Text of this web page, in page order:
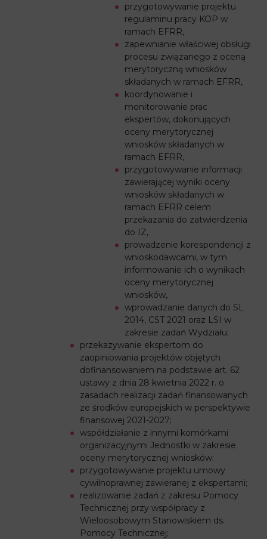
przygotowywanie projektu
regulaminu pracy KOP w
ramach EFRR,
zapewnianie właściwej obsługi
procesu związanego z oceną
merytoryczną wniosków
składanych w ramach EFRR,
koordynowanie i
monitorowanie prac
ekspertów, dokonujących
oceny merytorycznej
wniosków składanych w
ramach EFRR,
przygotowywanie informacji
zawierającej wyniki oceny
wniosków składanych w
ramach EFRR celem
przekazania do zatwierdzenia
do IZ,
prowadzenie korespondencji z
wnioskodawcami, w tym
informowanie ich o wynikach
oceny merytorycznej
wniosków,
wprowadzanie danych do SL
2014, CST 2021 oraz LSI w
zakresie zadań Wydziału;
przekazywanie ekspertom do
zaopiniowania projektów objętych
dofinansowaniem na podstawie art. 62
ustawy z dnia 28 kwietnia 2022 r. o
zasadach realizacji zadań finansowanych
ze środków europejskich w perspektywie
finansowej 2021-2027;
współdziałanie z innymi komórkami
organizacyjnymi Jednostki w zakresie
oceny merytorycznej wniosków;
przygotowywanie projektu umowy
cywilnoprawnej zawieranej z ekspertami;
realizowanie zadań z zakresu Pomocy
Technicznej przy współpracy z
Wieloosobowym Stanowiskiem ds.
Pomocy Technicznej;